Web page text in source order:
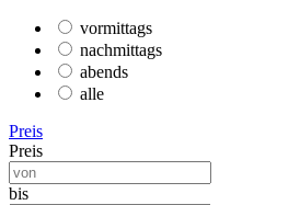
vormittags
nachmittags
abends
alle
Preis
Preis
bis